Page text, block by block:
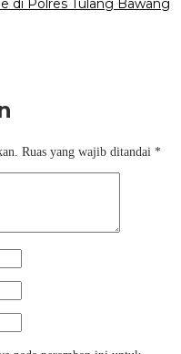
di Polres Tulang Bawang
Ruas yang wajib ditandai *